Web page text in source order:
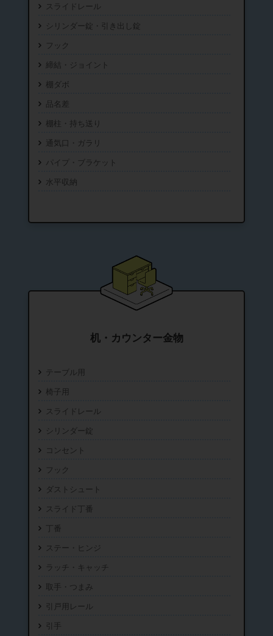
スライドレール
シリンダー錠・引き出し錠
フック
締結・ジョイント
棚ダボ
品名差
棚柱・持ち送り
通気口・ガラリ
パイプ・ブラケット
水平収納
机・カウンター金物
テーブル用
椅子用
スライドレール
シリンダー錠
コンセント
フック
ダストシュート
スライド丁番
丁番
ステー・ヒンジ
ラッチ・キャッチ
取手・つまみ
引戸用レール
引手